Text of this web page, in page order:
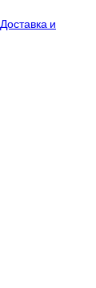
Доставка и